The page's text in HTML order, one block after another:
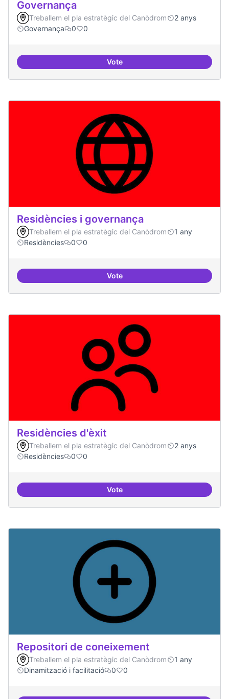
Governança
Treballem el pla estratègic del Canòdrom
2 anys
Governança
0 0
VoteRevisió interna del Model de
Residències i governança
Treballem el pla estratègic del Canòdrom
1 any
Residències
0 0
VoteResidències i governança
Residències d'èxit
Treballem el pla estratègic del Canòdrom
2 anys
Residències
0 0
VoteResidències d'èxit
Repositori de coneixement
Treballem el pla estratègic del Canòdrom
1 any
Dinamització i facilitació
0 0